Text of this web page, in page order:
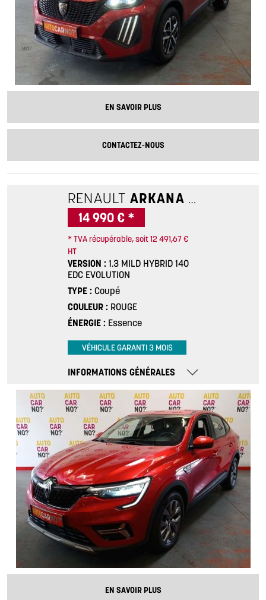
EN SAVOIR PLUS
CONTACTEZ-NOUS
RENAULT ARKANA 1.3 MILD
14 990 € *
* TVA récupérable, soit 12 491,67 €
HT
VERSION
1.3 MILD HYBRID 140
EDC EVOLUTION
TYPE
Coupé
COULEUR
ROUGE
ÉNERGIE
Essence
VÉHICULE GARANTI 3 MOIS
INFORMATIONS GÉNÉRALES
EN SAVOIR PLUS